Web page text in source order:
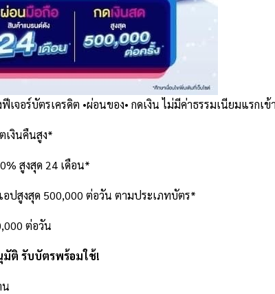
จอร์บัตรเครดิต •ผ่อนของ• กดเงิน ไม่มีค่าธรรมเนียมแรกเข้
เงินคืนสูง*
สูงสุด 24 เดือน*
ปสูงสุด 500,000 ต่อวัน ตามประเภทบัตร*
ต่อวัน
มัติ รับบัตรพร้อมใช้!
น